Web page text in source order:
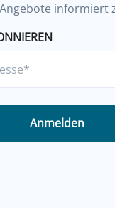
informiert
Anmelden